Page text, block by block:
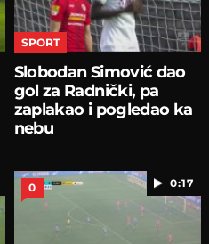
SPORT
Slobodan Simović dao
gol za Radnički, pa
zaplakao i pogledao ka
nebu
0:17
0